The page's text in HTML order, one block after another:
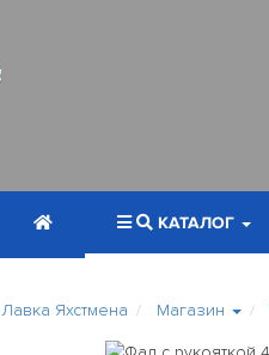
КАТАЛОГ
Лавка Яхстмена Магазин